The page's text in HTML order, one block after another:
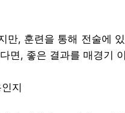
만, 훈련을 통해 전술에
면, 좋은 결과를 매경기
지